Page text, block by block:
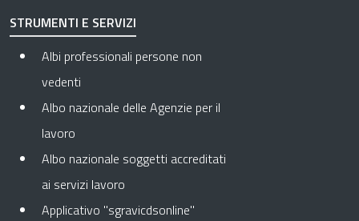
STRUMENTI E SERVIZI
Albi professionali persone non
vedenti
Albo nazionale delle Agenzie per il
lavoro
Albo nazionale soggetti accreditati
ai servizi lavoro
Applicativo "sgravicdsonline"